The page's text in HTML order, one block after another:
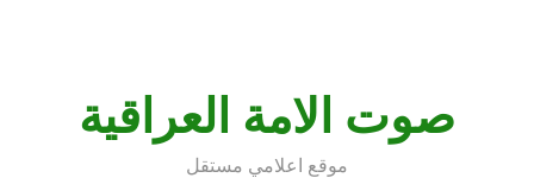
صوت الامة العراقية
موقع اعلامي مستقل